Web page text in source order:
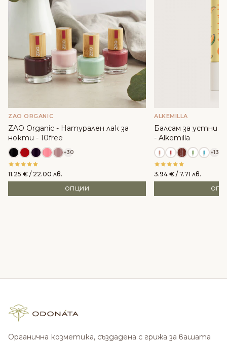
ZAO ORGANIC
ZAO Organic - Натурален лак за
нокти - 10free
+30
11.25 € / 22.00 лв.
ОПЦИИ
ALKEMILLA
Балсам за устни с
- Alkemilla
+13
3.94 € / 7.71 лв.
Органична козметика, създадена с грижа за вашата